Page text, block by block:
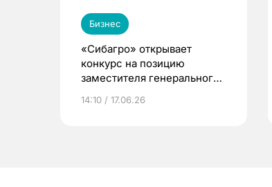
Бизнес
«Сибагро» открывает
конкурс на позицию
заместителя генерального
вопросам
14:10 / 17.06.26